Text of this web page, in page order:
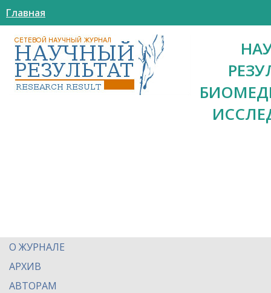
Главная
О ЖУРНАЛЕ
АРХИВ
АВТОРАМ